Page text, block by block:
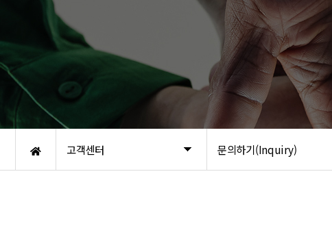
설비현황
글로벌네트워크
오시는 길
유니온&아답터
락피팅&밸브
압력조절기
압력/온도/유량
고객센터 문의하기(Inquiry)